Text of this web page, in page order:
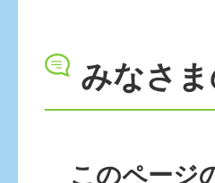
みなさ
このページ